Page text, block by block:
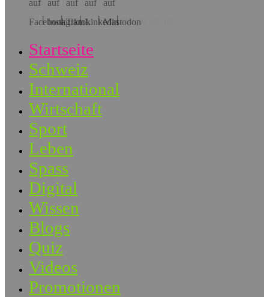
Hol dir die App!
Startseite
Schweiz
International
Wirtschaft
Sport
Leben
Spass
Digital
Wissen
Blogs
Quiz
Videos
Promotionen